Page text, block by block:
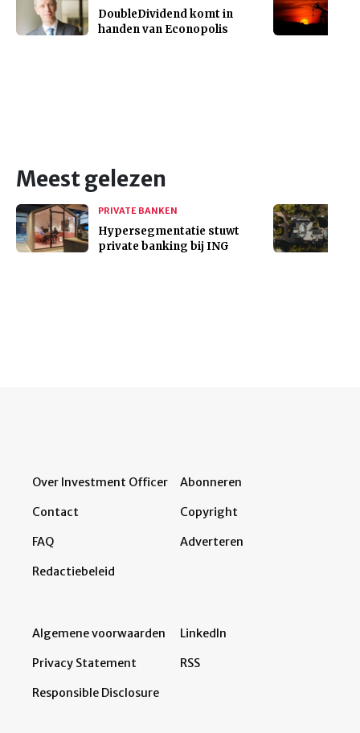
DoubleDividend komt in
handen van Econopolis
Meest gelezen
PRIVATE BANKEN
Hypersegmentatie stuwt
private banking bij ING
Over Investment Officer
Contact
FAQ
Redactiebeleid
Abonneren
Copyright
Adverteren
Algemene voorwaarden
Privacy Statement
Responsible Disclosure
LinkedIn
RSS